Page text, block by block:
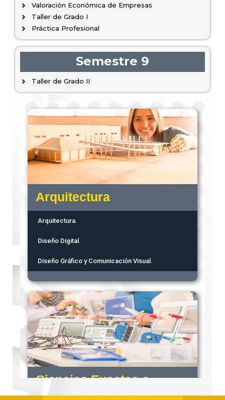
Valoración Económica de Empresas
Taller de Grado I
Práctica Profesional
Semestre 9
Taller de Grado II
Arquitectura
Arquitectura.
Diseño Digital.
Diseño Gráfico y Comunicación Visual.
Ciencias Exactas e
Ingenierías